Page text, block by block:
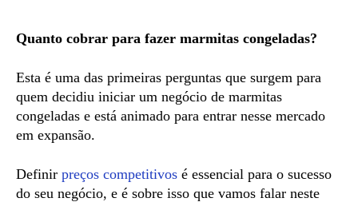
Quanto cobrar para fazer marmitas congeladas?
Esta é uma das primeiras perguntas que surgem para
quem decidiu iniciar um negócio de marmitas
congeladas e está animado para entrar nesse mercado
em expansão.
Definir preços competitivos é essencial para o sucesso
do seu negócio, e é sobre isso que vamos falar neste